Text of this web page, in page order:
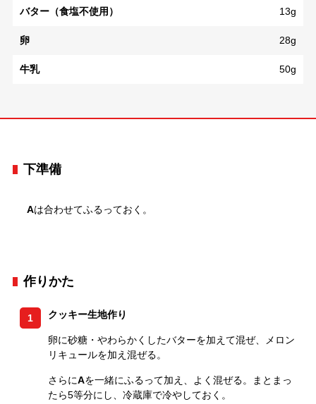
バター（食塩不使用） 13g
卵 28g
牛乳 50g
下準備
Aは合わせてふるっておく。
作りかた
1 クッキー生地作り
卵に砂糖・やわらかくしたバターを加えて混ぜ、メロン
リキュールを加え混ぜる。
さらにAを一緒にふるって加え、よく混ぜる。まとまっ
たら5等分にし、冷蔵庫で冷やしておく。